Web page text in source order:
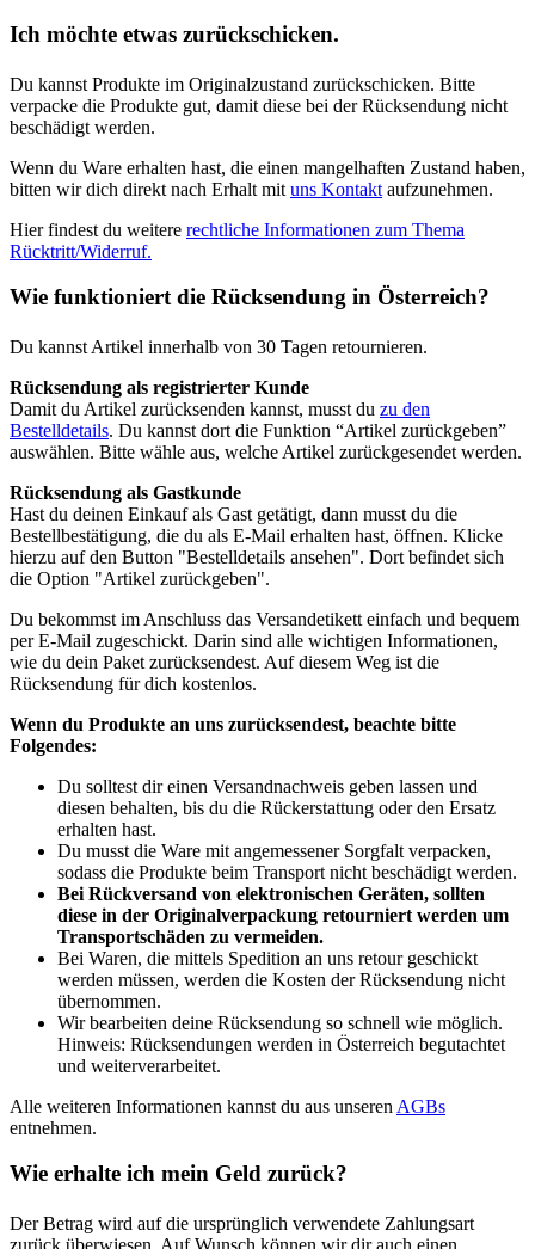
Ich möchte etwas zurückschicken.
Du kannst Produkte im Originalzustand zurückschicken. Bitte
verpacke die Produkte gut, damit diese bei der Rücksendung nicht
beschädigt werden.
Wenn du Ware erhalten hast, die einen mangelhaften Zustand haben,
bitten wir dich direkt nach Erhalt mit uns Kontakt aufzunehmen.
Hier findest du weitere rechtliche Informationen zum Thema
Rücktritt/Widerruf.
Wie funktioniert die Rücksendung in Österreich?
Du kannst Artikel innerhalb von 30 Tagen retournieren.
Rücksendung als registrierter Kunde
Damit du Artikel zurücksenden kannst, musst du zu den
Bestelldetails. Du kannst dort die Funktion “Artikel zurückgeben”
auswählen. Bitte wähle aus, welche Artikel zurückgesendet werden.
Rücksendung als Gastkunde
Hast du deinen Einkauf als Gast getätigt, dann musst du die
Bestellbestätigung, die du als E-Mail erhalten hast, öffnen. Klicke
hierzu auf den Button "Bestelldetails ansehen". Dort befindet sich
die Option "Artikel zurückgeben".
Du bekommst im Anschluss das Versandetikett einfach und bequem
per E-Mail zugeschickt. Darin sind alle wichtigen Informationen,
wie du dein Paket zurücksendest. Auf diesem Weg ist die
Rücksendung für dich kostenlos.
Wenn du Produkte an uns zurücksendest, beachte bitte
Folgendes:
Du solltest dir einen Versandnachweis geben lassen und
diesen behalten, bis du die Rückerstattung oder den Ersatz
erhalten hast.
Du musst die Ware mit angemessener Sorgfalt verpacken,
sodass die Produkte beim Transport nicht beschädigt werden.
Bei Rückversand von elektronischen Geräten, sollten
diese in der Originalverpackung retourniert werden um
Transportschäden zu vermeiden.
Bei Waren, die mittels Spedition an uns retour geschickt
werden müssen, werden die Kosten der Rücksendung nicht
übernommen.
Wir bearbeiten deine Rücksendung so schnell wie möglich.
Hinweis: Rücksendungen werden in Österreich begutachtet
und weiterverarbeitet.
Alle weiteren Informationen kannst du aus unseren AGBs
entnehmen.
Wie erhalte ich mein Geld zurück?
Der Betrag wird auf die ursprünglich verwendete Zahlungsart
zurück überwiesen. Auf Wunsch können wir dir auch einen